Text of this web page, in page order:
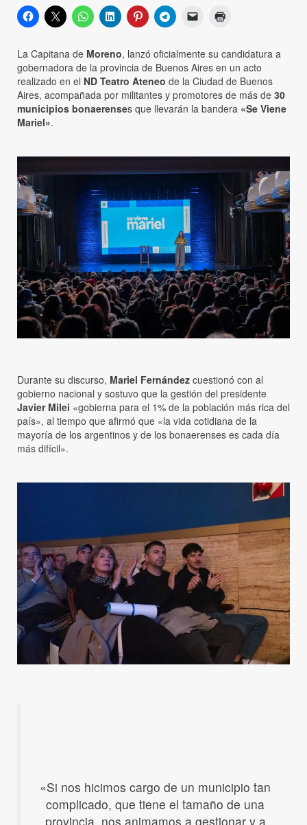
La Capitana de Moreno, lanzó oficialmente su candidatura a
gobernadora de la provincia de Buenos Aires en un acto
realizado en el ND Teatro Ateneo de la Ciudad de Buenos
Aires, acompañada por militantes y promotores de más de 30
municipios bonaerenses que llevarán la bandera «Se Viene
Mariel».
Durante su discurso, Mariel Fernández cuestionó con al
gobierno nacional y sostuvo que la gestión del presidente
Javier Milei «gobierna para el 1% de la población más rica del
país», al tiempo que afirmó que «la vida cotidiana de la
mayoría de los argentinos y de los bonaerenses es cada día
más difícil».
«Si nos hicimos cargo de un municipio tan
complicado, que tiene el tamaño de una
provincia, nos animamos a gestionar y a